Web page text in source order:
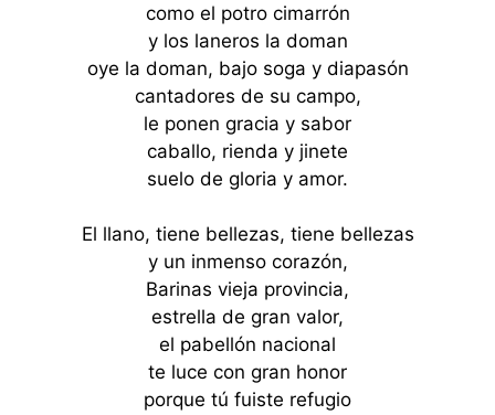
como el potro cimarrón
y los laneros la doman
oye la doman, bajo soga y diapasón
cantadores de su campo,
le ponen gracia y sabor
caballo, rienda y jinete
suelo de gloria y amor.
El llano, tiene bellezas, tiene bellezas
y un inmenso corazón,
Barinas vieja provincia,
estrella de gran valor,
el pabellón nacional
te luce con gran honor
porque tú fuiste refugio